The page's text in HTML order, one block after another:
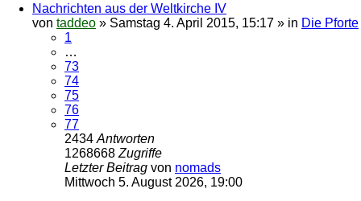
Nachrichten aus der Weltkirche IV
von taddeo » Samstag 4. April 2015, 15:17 » in Die Pforte
1
…
73
74
75
76
77
2434 Antworten
1268668 Zugriffe
Letzter Beitrag von nomads
Mittwoch 5. August 2026, 19:00